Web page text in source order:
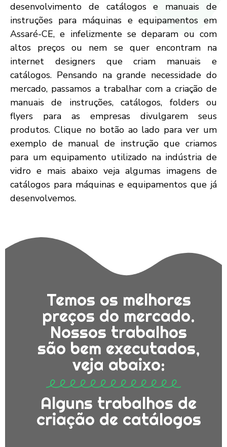
desenvolvimento de catálogos e manuais de
instruções para máquinas e equipamentos em
Assaré-CE, e infelizmente se deparam ou com
altos preços ou nem se quer encontram na
internet designers que criam manuais e
catálogos. Pensando na grande necessidade do
mercado, passamos a trabalhar com a criação de
manuais de instruções, catálogos, folders ou
flyers para as empresas divulgarem seus
produtos. Clique no botão ao lado para ver um
exemplo de manual de instrução que criamos
para um equipamento utilizado na indústria de
vidro e mais abaixo veja algumas imagens de
catálogos para máquinas e equipamentos que já
desenvolvemos.
Temos os melhores
preços do mercado.
Nossos trabalhos
são bem executados,
veja abaixo:
Alguns trabalhos de
criação de catálogos